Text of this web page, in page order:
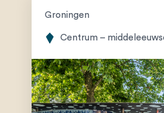
Groningen
Centrum –